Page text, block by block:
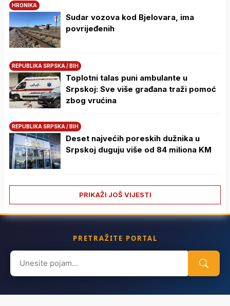
HRONIKA
Sudar vozova kod Bjelovara, ima
povrijeđenih
REPUBLIKA SRPSKA / BIH
Toplotni talas puni ambulante u
Srpskoj: Sve više građana traži pomoć
zbog vrućina
REPUBLIKA SRPSKA / BIH
Deset najvećih poreskih dužnika u
Srpskoj duguju više od 84 miliona KM
PRIKAŽI JOŠ VIJESTI
PRETRAŽITE PORTAL
Search
for: